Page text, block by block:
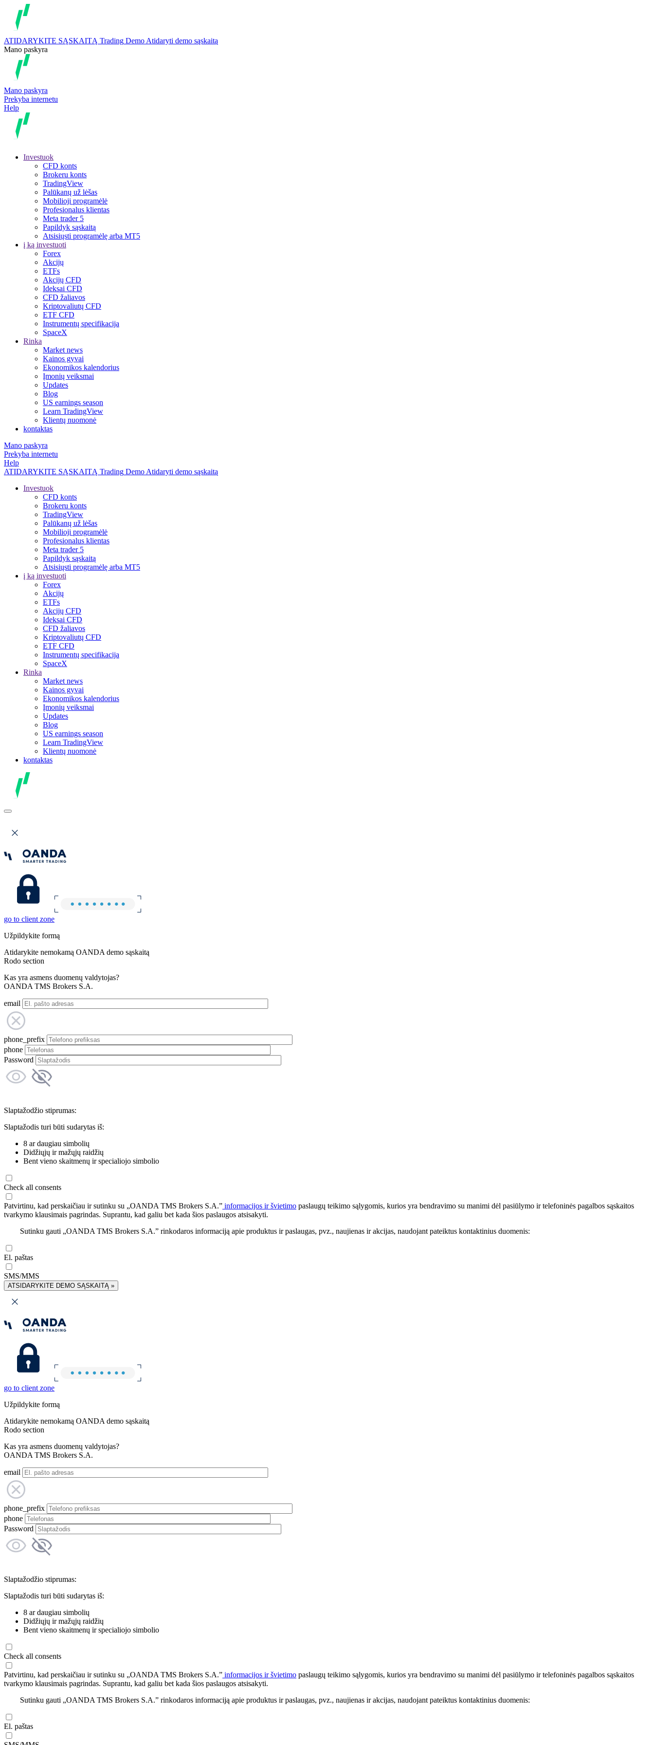
ATIDARYKITE SĄSKAITĄ Trading Demo Atidaryti demo sąskaitą
Mano paskyra
Mano paskyra
Prekyba internetu
Help
Investuok
CFD konts
Brokeru konts
TradingView
Palūkanų už lėšas
Mobilioji programėlė
Profesionalus klientas
Meta trader 5
Papildyk sąskaitą
Atsisiųsti programėlę arba MT5
į ką investuoti
Forex
Akcijų
ETFs
Akcijų CFD
Ideksai CFD
CFD žaliavos
Kriptovaliutų CFD
ETF CFD
Instrumentų specifikacija
SpaceX
Rinka
Market news
Kainos gyvai
Ekonomikos kalendorius
Įmonių veiksmai
Updates
Blog
US earnings season
Learn TradingView
Klientų nuomonė
kontaktas
Mano paskyra
Prekyba internetu
Help
ATIDARYKITE SĄSKAITĄ Trading Demo Atidaryti demo sąskaitą
Investuok
CFD konts
Brokeru konts
TradingView
Palūkanų už lėšas
Mobilioji programėlė
Profesionalus klientas
Meta trader 5
Papildyk sąskaitą
Atsisiųsti programėlę arba MT5
į ką investuoti
Forex
Akcijų
ETFs
Akcijų CFD
Ideksai CFD
CFD žaliavos
Kriptovaliutų CFD
ETF CFD
Instrumentų specifikacija
SpaceX
Rinka
Market news
Kainos gyvai
Ekonomikos kalendorius
Įmonių veiksmai
Updates
Blog
US earnings season
Learn TradingView
Klientų nuomonė
kontaktas
go to client zone
Užpildykite formą
Atidarykite nemokamą OANDA demo sąskaitą
Rodo section
Kas yra asmens duomenų valdytojas?
OANDA TMS Brokers S.A.
email
phone_prefix
phone
Password
Slaptažodžio stiprumas:
Slaptažodis turi būti sudarytas iš:
8 ar daugiau simbolių
Didžiųjų ir mažųjų raidžių
Bent vieno skaitmenų ir specialiojo simbolio
Check all consents
Patvirtinu, kad perskaičiau ir sutinku su „OANDA TMS Brokers S.A.” informacijos ir švietimo paslaugų teikimo sąlygomis, kurios yra bendravimo su manimi dėl pasiūlymo ir telefoninės pagalbos sąskaitos
tvarkymo klausimais pagrindas. Suprantu, kad galiu bet kada šios paslaugos atsisakyti.
Sutinku gauti „OANDA TMS Brokers S.A.” rinkodaros informaciją apie produktus ir paslaugas, pvz., naujienas ir akcijas, naudojant pateiktus kontaktinius duomenis:
El. paštas
SMS/MMS
ATSIDARYKITE DEMO SĄSKAITĄ »
go to client zone
Užpildykite formą
Atidarykite nemokamą OANDA demo sąskaitą
Rodo section
Kas yra asmens duomenų valdytojas?
OANDA TMS Brokers S.A.
email
phone_prefix
phone
Password
Slaptažodžio stiprumas:
Slaptažodis turi būti sudarytas iš:
8 ar daugiau simbolių
Didžiųjų ir mažųjų raidžių
Bent vieno skaitmenų ir specialiojo simbolio
Check all consents
Patvirtinu, kad perskaičiau ir sutinku su „OANDA TMS Brokers S.A.” informacijos ir švietimo paslaugų teikimo sąlygomis, kurios yra bendravimo su manimi dėl pasiūlymo ir telefoninės pagalbos sąskaitos
tvarkymo klausimais pagrindas. Suprantu, kad galiu bet kada šios paslaugos atsisakyti.
Sutinku gauti „OANDA TMS Brokers S.A.” rinkodaros informaciją apie produktus ir paslaugas, pvz., naujienas ir akcijas, naudojant pateiktus kontaktinius duomenis:
El. paštas